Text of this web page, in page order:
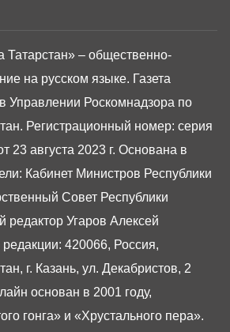
Татарстан» – общественно-
на русском языке. Газета
Управлении Роскомнадзора по
Регистрационный номер: серия
августа 2023 г. Основана в
Кабинет Министров Республики
Совет Республики
редактор Угаров Алексей
420066, Россия,
г. Казань, ул. Декабристов, 2
основан в 2001 году,
гонга» и «Хрустального пера».